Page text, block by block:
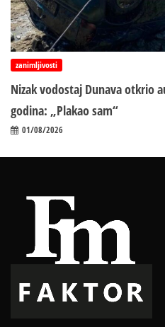
zanimljivosti
Nizak vodostaj Dunava otkrio
godina: „Plakao sam“
01/08/2026